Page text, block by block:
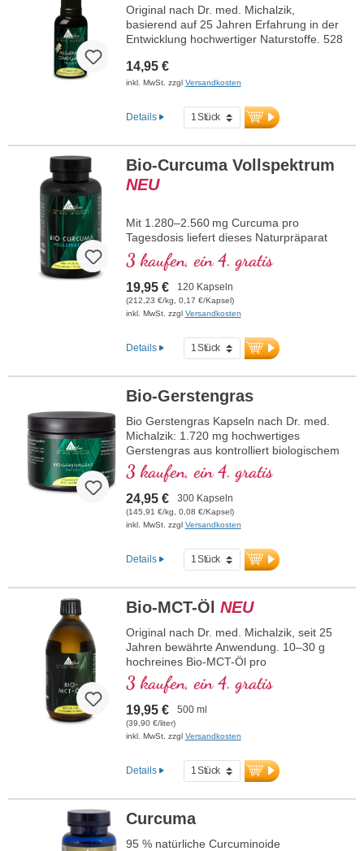
Original nach Dr. med. Michalzik,
basierend auf 25 Jahren Erfahrung in der
Entwicklung hochwertiger Naturstoffe. 528
aus der Mikroalge Schizochytrium sp. pro
Tagesdosierung (15 - 30 Tropfen), mit 238
- 160 mg EPA und 158 - 316 mg DHA.
Leichte Dosierung mit Pipette.
mit natürlichem Gehalt an EPA und DHA –
eine pflanzliche Alternative zu Fischöl.
mehr Informationen zu Omega-3
14,95 €
inkl. MwSt. zzgl Versandkosten
Details
Bio-Curcuma Vollspektrum
NEU
Mit 1.280–2.560 mg Curcuma pro
Tagesdosis liefert dieses Naturpräparat
die volle Pflanzenkraft aus Bio-Curcuma-
longa – einschließlich Curcumin,
Tumeronen und Curcumanen. Curcuma
wird in der Naturkheilkunde zur
Unterstützung bei Entzündungen, zur
Schutz der Zellen eingesetzt. Die
enthaltenen sekundären Pflanzenstoffe
zur Entlastung von Leber und Gelenken
Pfefferzusatz aus und sind besonders gut
verträglich. Von Ärzten entwickelt – für
Ihre Gesundheit, Vitalität und tägliche
Zellregeneration.
mehr zu Wirkung & Anwendung
3 kaufen, ein 4. gratis
19,95 € 120 Kapseln
(212,23 €/kg, 0,17 €/Kapsel)
inkl. MwSt. zzgl Versandkosten
Details
Bio-Gerstengras
Bio Gerstengras Kapseln nach Dr. med.
Michalzik: 1.720 mg hochwertiges
Gerstengras aus kontrolliert biologischem
Anbau je Tagesdosierung. Kleine Kapseln,
leicht zu schlucken, ausreichend für 2,5
Monate. Perfekt zur Unterstützung einer
basischen Ernährung, für Detox-Kuren
oder zur Förderung des allgemeinen
vegan und ohne Zusätze. Aluminiumfreie
Versiegelung und über 20 Jahre
höchste Qualität.
Gerstengras Kapseln
3 kaufen, ein 4. gratis
24,95 € 300 Kapseln
(145,91 €/kg, 0,08 €/Kapsel)
inkl. MwSt. zzgl Versandkosten
Details
Bio-MCT-Öl NEU
Original nach Dr. med. Michalzik, seit 25
Jahren bewährte Anwendung. 10–30 g
hochreines Bio-MCT-Öl pro
Tagesdosierung aus frischen
Kokosnüssen aus Sri Lanka mit einem
besonders hohen Anteil an C8
(Caprylsäure) und C10 (Caprinsäure) im
optimalen Verhältnis 60:40. C8 liefert
15–30 Minuten, C10 stellt Energie über
30–90 Minuten bereit.
3 kaufen, ein 4. gratis
19,95 € 500 ml
(39,90 €/liter)
inkl. MwSt. zzgl Versandkosten
Details
Curcuma
95 % natürliche Curcuminoide